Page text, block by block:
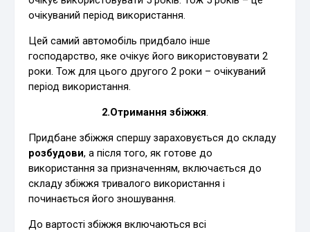
очікуваний період використання.
Цей самий автомобіль придбало інше
господарство, яке очікує його використовувати 2
роки. Тож для цього другого 2 роки – очікуваний
період використання.
2.Отримання збіжжя.
Придбане збіжжя спершу зараховується до складу
розбудови, а після того, як готове до
використання за призначенням, включається до
складу збіжжя тривалого використання і
починається його зношування.
До вартості збіжжя включаються всі